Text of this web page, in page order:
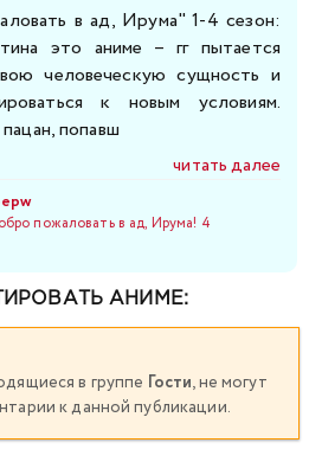
в ад, Ирума" 1-4 сезон:
это аниме – гг пытается
человеческую сущность и
к новым условиям.
попавш
читать далее
пожаловать в ад, Ирума! 4
АНИМЕ:
в группе Гости, не могут
к данной публикации.